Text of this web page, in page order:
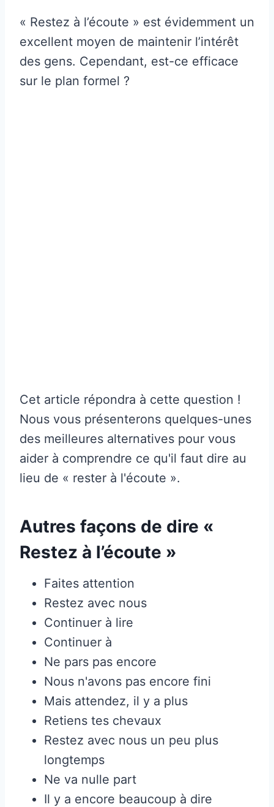
« Restez à l’écoute » est évidemment un
excellent moyen de maintenir l’intérêt
des gens. Cependant, est-ce efficace
sur le plan formel ?
Cet article répondra à cette question !
Nous vous présenterons quelques-unes
des meilleures alternatives pour vous
aider à comprendre ce qu'il faut dire au
lieu de « rester à l'écoute ».
Autres façons de dire «
Restez à l’écoute »
Faites attention
Restez avec nous
Continuer à lire
Continuer à
Ne pars pas encore
Nous n'avons pas encore fini
Mais attendez, il y a plus
Retiens tes chevaux
Restez avec nous un peu plus
longtemps
Ne va nulle part
Il y a encore beaucoup à dire